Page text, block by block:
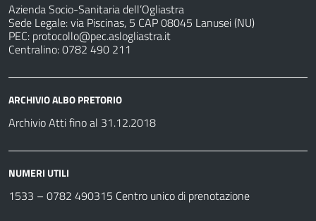
Azienda Socio-Sanitaria dell’Ogliastra
Sede Legale: via Piscinas, 5 CAP 08045 Lanusei (NU)
PEC: protocollo@pec.aslogliastra.it
Centralino: 0782 490 211
ARCHIVIO ALBO PRETORIO
Archivio Atti fino al 31.12.2018
NUMERI UTILI
1533 – 0782 490315 Centro unico di prenotazione